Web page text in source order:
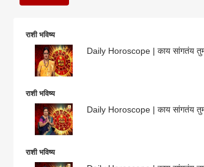
राशी भविष्य
Daily Horoscope | काय सांगतंय
राशी भविष्य
Daily Horoscope | काय सांगतंय
राशी भविष्य